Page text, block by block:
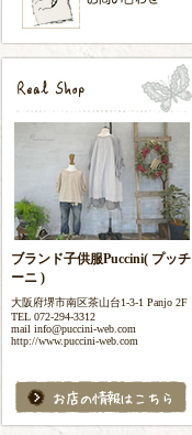
ブランド子供服Puccini( プッチ
ーニ )
大阪府堺市南区茶山台1-3-1 Panjo 2F
TEL 072-294-3312
mail info@puccini-web.com
http://www.puccini-web.com